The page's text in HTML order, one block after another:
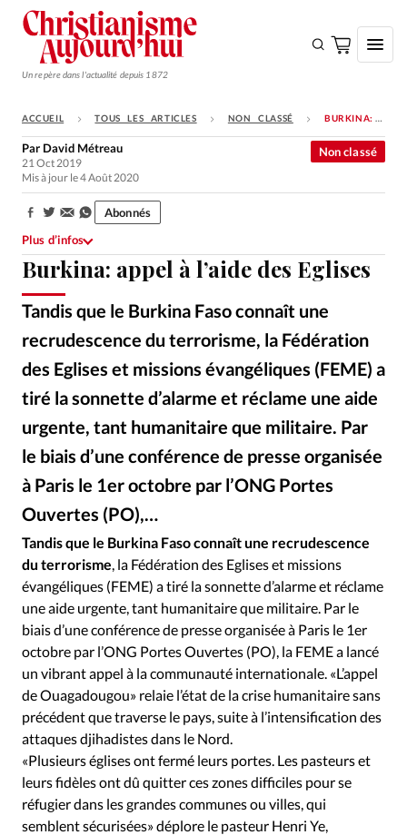
Un repère dans l'actualité depuis 1872
S'ABONNER
Monde
Opinions
Tous les articles
Faire un don
Se connecter
Édition: Internationale
Devise:
RUBRIQUES
Tous les articles
Actualité chrétienne
Actualité internationale
Dossier
Eglises Foi Génération réveil
Monde
Opinions
Publireportage
Relations Aujourd'hui
Société
Tour du monde des Eglises
Trait d'Ixène
Vécu
Vie Intérieure
ACCUEIL TOUS LES ARTICLES NON CLASSÉ BURKINA: APPEL À L’AIDE DES EGLISES
Burkina: appel à l’aide des Eglises
Tandis que le Burkina Faso connaît une
recrudescence du terrorisme, la Fédération
des Eglises et missions évangéliques (FEME) a
tiré la sonnette d’alarme et réclame une aide
urgente, tant humanitaire que militaire. Par
le biais d’une conférence de presse organisée
à Paris le 1er octobre par l’ONG Portes
Ouvertes (PO),…
Non classé
Par David Métreau
21 Oct 2019
Mis à jour le 4 Août 2020
Partager:
Abonnés
Plus d’infos
Tandis que le Burkina Faso connaît une recrudescence
du terrorisme , la Fédération des Eglises et missions
évangéliques (FEME) a tiré la sonnette d’alarme et réclame
une aide urgente, tant humanitaire que militaire. Par le
biais d’une conférence de presse organisée à Paris le 1er
octobre par l’ONG Portes Ouvertes (PO), la FEME a lancé
un vibrant appel à la communauté internationale. «L’appel
de Ouagadougou» relaie l’état de la crise humanitaire sans
précédent que traverse le pays, suite à l’intensification des
attaques djihadistes dans le Nord.
«Plusieurs églises ont fermé leurs portes. Les pasteurs et
leurs fidèles ont dû quitter ces zones difficiles pour se
réfugier dans les grandes communes ou villes, qui
semblent sécurisées» déplore le pasteur Henri Ye,